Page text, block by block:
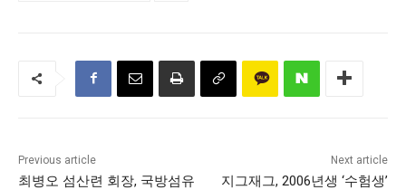
Previous article
최병오 섬산련 회장, 국방섬유
Next article
지그재그, 2006년생 ‘수험생’